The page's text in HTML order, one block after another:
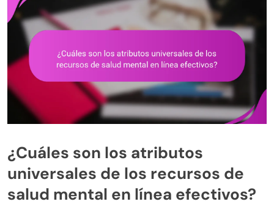
¿Cuáles son los atributos
universales de los recursos de
salud mental en línea efectivos?